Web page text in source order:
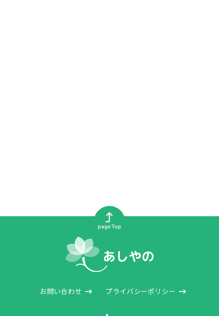
お問い合わせ プライバシーポリシー
pageTop